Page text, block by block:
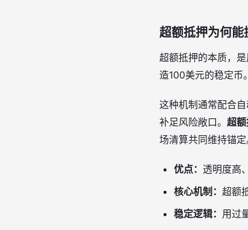
超额抵押为何能
超额抵押的本质，
造100美元的稳定币
这种机制通常配合
补足风险敞口。 超
场清算共同维持锚定
优点： 透明度高
核心机制： 超额
稳定逻辑： 用过